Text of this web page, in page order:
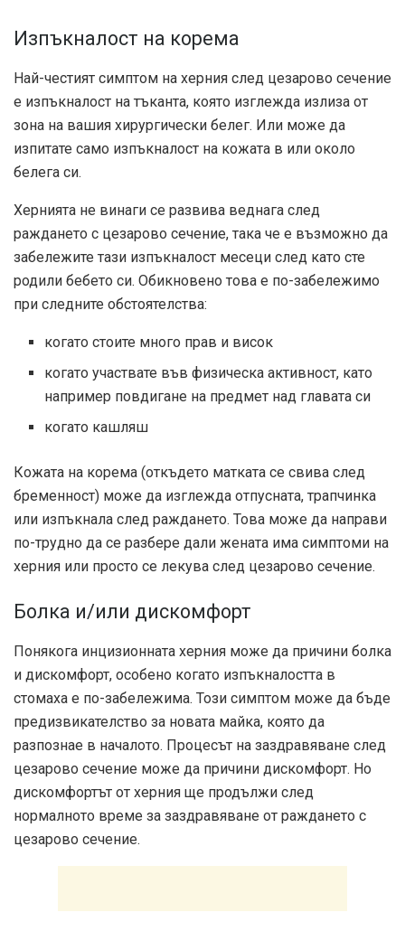
Изпъкналост на корема
Най-честият симптом на херния след цезарово сечение
е изпъкналост на тъканта, която изглежда излиза от
зона на вашия хирургически белег. Или може да
изпитате само изпъкналост на кожата в или около
белега си.
Хернията не винаги се развива веднага след
раждането с цезарово сечение, така че е възможно да
забележите тази изпъкналост месеци след като сте
родили бебето си. Обикновено това е по-забележимо
при следните обстоятелства:
когато стоите много прав и висок
когато участвате във физическа активност, като
например повдигане на предмет над главата си
когато кашляш
Кожата на корема (откъдето матката се свива след
бременност) може да изглежда отпусната, трапчинка
или изпъкнала след раждането. Това може да направи
по-трудно да се разбере дали жената има симптоми на
херния или просто се лекува след цезарово сечение.
Болка и/или дискомфорт
Понякога инцизионната херния може да причини болка
и дискомфорт, особено когато изпъкналостта в
стомаха е по-забележима. Този симптом може да бъде
предизвикателство за новата майка, която да
разпознае в началото. Процесът на заздравяване след
цезарово сечение може да причини дискомфорт. Но
дискомфортът от херния ще продължи след
нормалното време за заздравяване от раждането с
цезарово сечение.